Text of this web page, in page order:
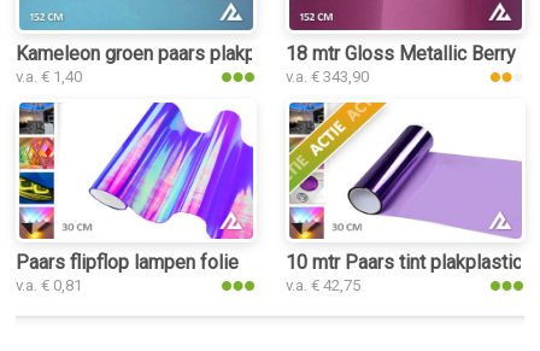
Kameleon groen paars plakplastic
v.a. € 1,40
18 mtr Gloss Metallic Berry
v.a. € 343,90
Paars flipflop lampen folie
v.a. € 0,81
10 mtr Paars tint plakplastic
v.a. € 42,75